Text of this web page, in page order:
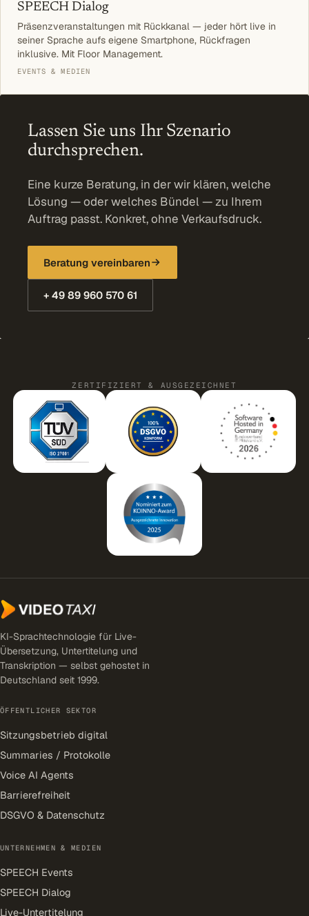
SPEECH Dialog
Präsenzveranstaltungen mit Rückkanal — jeder hört live in
seiner Sprache aufs eigene Smartphone, Rückfragen
inklusive. Mit Floor Management.
EVENTS & MEDIEN
Lassen Sie uns Ihr Szenario
durchsprechen.
Eine kurze Beratung, in der wir klären, welche
Lösung — oder welches Bündel — zu Ihrem
Auftrag passt. Konkret, ohne Verkaufsdruck.
Beratung vereinbaren
+ 49 89 960 570 61
ZERTIFIZIERT & AUSGEZEICHNET
KI-Sprachtechnologie für Live-
Übersetzung, Untertitelung und
Transkription — selbst gehostet in
Deutschland seit 1999.
ÖFFENTLICHER SEKTOR
Sitzungsbetrieb digital
Summaries / Protokolle
Voice AI Agents
Barrierefreiheit
DSGVO & Datenschutz
UNTERNEHMEN & MEDIEN
SPEECH Events
SPEECH Dialog
Live-Untertitelung